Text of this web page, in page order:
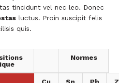
tincidunt vel nec leo. Donec
luctus. Proin suscipit felis
quis.
Normes